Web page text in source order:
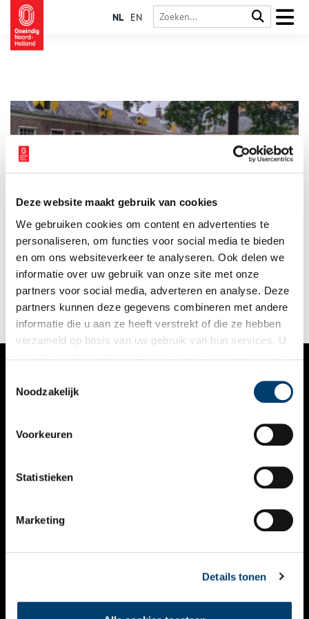
Deze website maakt gebruik van cookies
We gebruiken cookies om content en advertenties te
personaliseren, om functies voor social media te bieden
en om ons websiteverkeer te analyseren. Ook delen we
informatie over uw gebruik van onze site met onze
partners voor social media, adverteren en analyse. Deze
partners kunnen deze gegevens combineren met andere
informatie die u aan ze heeft verstrekt of die ze hebben
verzameld op basis van uw gebruik van hun services. U
Noodzakelijk
Voorkeuren
Statistieken
Marketing
Details tonen
NL EN
In de Haarlemse textielindustrie viel in de zeventiende eeuw
veel geld te verdienen. Koopman IJsbrand Staats bouwde een
enorm vermogen op met de handel in stoffen en garen.
Hiermee kon hij in 1730 een hofje voor oudere vrouwen
stichten aan de Jansweg.
VERHALEN
KALENDER
THEMA’S
VIDEO’S
CONTACT